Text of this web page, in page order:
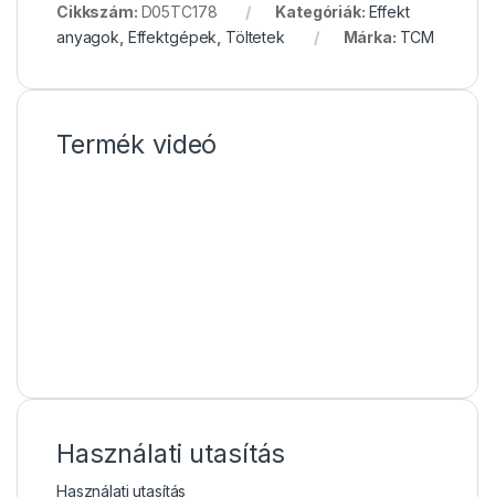
Cikkszám: D05TC178 Kategóriák: Effekt
anyagok Effektgépek Töltetek Márka: TCM
Termék videó
Használati utasítás
Használati utasítás